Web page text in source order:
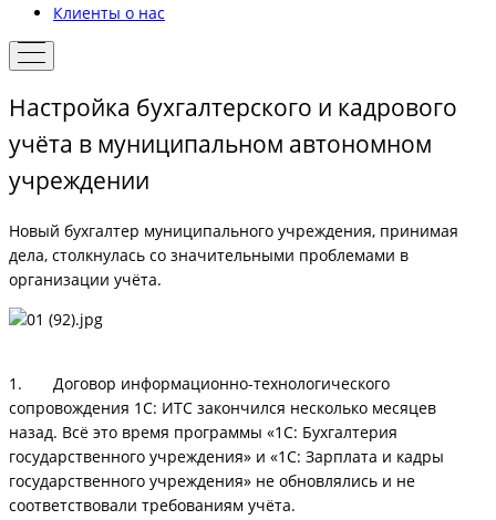
Клиенты о нас
Настройка бухгалтерского и кадрового
учёта в муниципальном автономном
учреждении
Новый бухгалтер муниципального учреждения, принимая
дела, столкнулась со значительными проблемами в
организации учёта.
1. Договор информационно-технологического
сопровождения 1С: ИТС закончился несколько месяцев
назад. Всё это время программы «1С: Бухгалтерия
государственного учреждения» и «1С: Зарплата и кадры
государственного учреждения» не обновлялись и не
соответствовали требованиям учёта.